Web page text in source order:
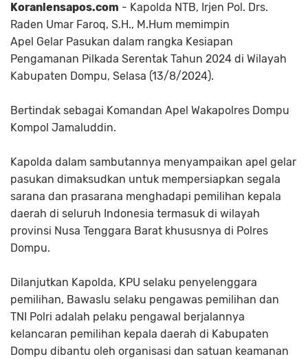
Koranlensapos.com - Kapolda NTB, Irjen Pol. Drs.
Raden Umar Faroq, S.H., M.Hum memimpin
Apel Gelar Pasukan dalam rangka Kesiapan
Pengamanan Pilkada Serentak Tahun 2024 di Wilayah
Kabupaten Dompu, Selasa (13/8/2024).
Bertindak sebagai Komandan Apel Wakapolres Dompu
Kompol Jamaluddin.
Kapolda dalam sambutannya menyampaikan apel gelar
pasukan dimaksudkan untuk mempersiapkan segala
sarana dan prasarana menghadapi pemilihan kepala
daerah di seluruh Indonesia termasuk di wilayah
provinsi Nusa Tenggara Barat khususnya di Polres
Dompu.
Dilanjutkan Kapolda, KPU selaku penyelenggara
pemilihan, Bawaslu selaku pengawas pemilihan dan
TNI Polri adalah pelaku pengawal berjalannya
kelancaran pemilihan kepala daerah di Kabupaten
Dompu dibantu oleh organisasi dan satuan keamanan